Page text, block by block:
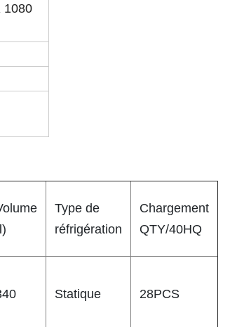
1080
Type de
réfrigération
Chargement
QTY/40HQ
Statique 28PCS